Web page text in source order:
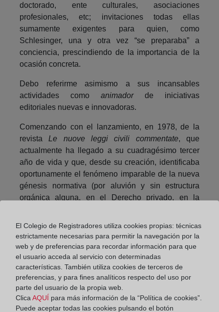
doctorado, ente culturales, asociaciones
profesionales, etc; invitaciones todas ellas
sumamente exigentes para quien, como
Schlesinger, una y otra vez “se preparaba” a
conciencia, prescindiendo de la importancia de la
ocasión concreta.
Debo referirme asimismo a sus incansables
actividades como animadorde iniciativas
editoriales nuevas e innovadoras.
Comenzando con el lanzamiento, en 1978, de la
revistaLe nuove leggi civili commentate, que
actualmente ha llegado a su cuadragésimo tercer
año de vida y que, desde su creación, identificaba
oportunamente el fenómeno imparable de la nueva
génesis normativa (por aluvión y sin estructura
orgánica alguna, en el Derecho privado, en la
Código civil), al tiempo que colmaba una evidente
laguna en el panorama editorial italiano, ofreciendo
al operador jurídico (tanto teórico como práctico) un
autorizado punto de partida sobre la interpretación y
aplicación de las leyes de reciente elaboración, que
frecuentemente se presentan, por un lado, como
normas difícilmente comprensibles (generalmente
El Colegio de Registradores utiliza cookies propias: técnicas
estrictamente necesarias para permitir la navegación por la
web y de preferencias para recordar información para que
el usuario acceda al servicio con determinadas
características. También utiliza cookies de terceros de
preferencias, y para fines analíticos respecto del uso por
parte del usuario de la propia web.
Clica AQUÍ para más información de la “Política de cookies”.
Puede aceptar todas las cookies pulsando el botón